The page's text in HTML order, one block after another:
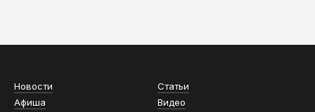
Новости
Статьи
Афиша
Видео